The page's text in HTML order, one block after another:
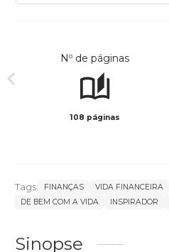
Nº de páginas
108 páginas
Tags: FINANÇAS VIDA FINANCEIRA
DE BEM COM A VIDA
INSPIRADOR
Sinopse